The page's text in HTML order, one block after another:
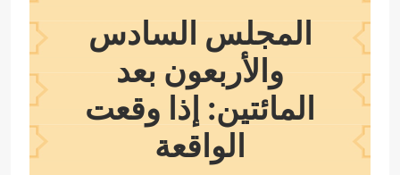
المجلس السادس
والأربعون بعد
المائتين: إذا وقعت
الواقعة